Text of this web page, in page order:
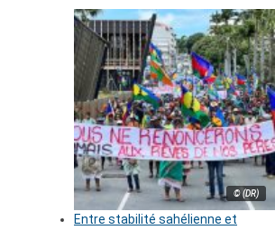
© (DR)
Entre stabilité sahélienne et